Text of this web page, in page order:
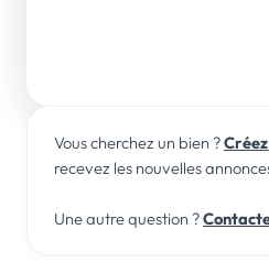
Vous cherchez un bien ?
recevez les nouvelles
Une autre question ?